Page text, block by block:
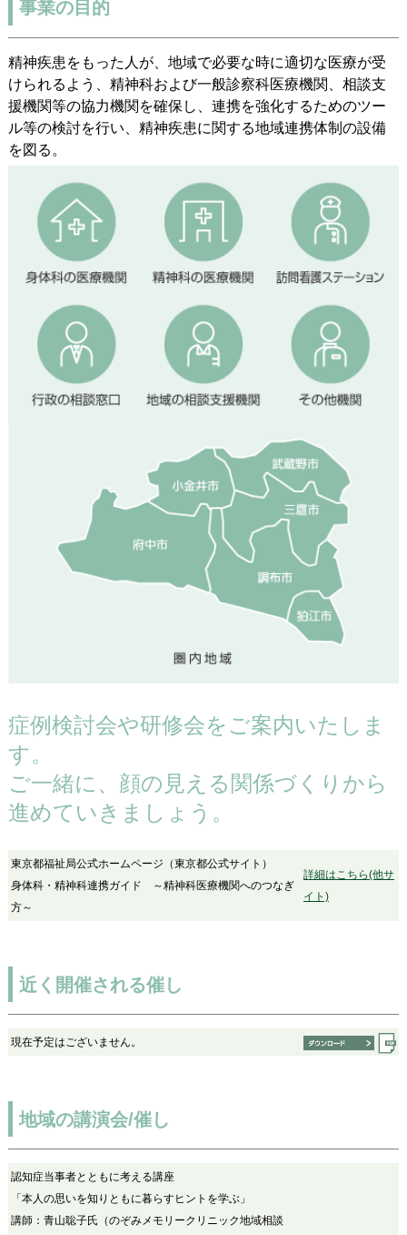
事業の目的
精神疾患をもった人が、地域で必要な時に適切な医療が受
けられるよう、精神科および一般診察科医療機関、相談支
援機関等の協力機関を確保し、連携を強化するためのツー
ル等の検討を行い、精神疾患に関する地域連携体制の設備
を図る。
症例検討会や研修会をご案内いたしま
す。
ご一緒に、顔の見える関係づくりから
進めていきましょう。
東京都福祉局公式ホームページ（東京都公式サイト）
身体科・精神科連携ガイド ～精神科医療機関へのつなぎ
方～
詳細はこちら(他サ
イト)
近く開催される催し
現在予定はございません。
地域の講演会/催し
認知症当事者とともに考える講座
「本人の思いを知りともに暮らすヒントを学ぶ」
講師：青山聡子氏（のぞみメモリークリニック地域相談